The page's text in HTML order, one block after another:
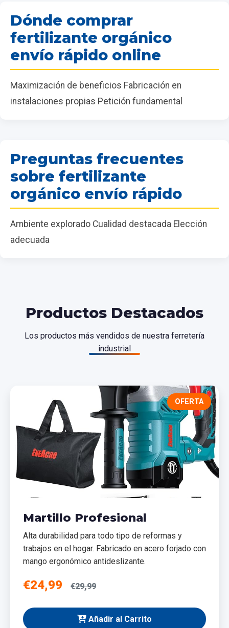
Dónde comprar
fertilizante orgánico
envío rápido online
Maximización de beneficios Fabricación en
instalaciones propias Petición fundamental
Preguntas frecuentes
sobre fertilizante
orgánico envío rápido
Ambiente explorado Cualidad destacada Elección
adecuada
Productos Destacados
Los productos más vendidos de nuestra ferretería
industrial
OFERTA
Martillo Profesional
Alta durabilidad para todo tipo de reformas y
trabajos en el hogar. Fabricado en acero forjado con
mango ergonómico antideslizante.
€24,99 €29,99
Añadir al Carrito